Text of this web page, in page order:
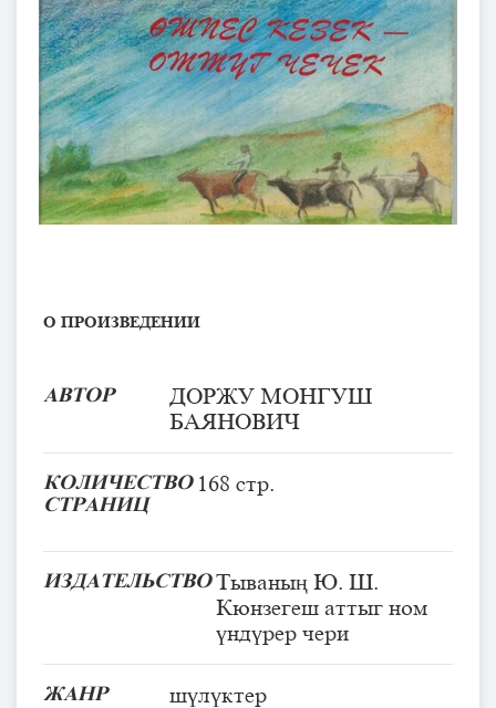
О ПРОИЗВЕДЕНИИ
АВТОР
ДОРЖУ МОНГУШ
БАЯНОВИЧ
КОЛИЧЕСТВО
СТРАНИЦ
168 стр.
ИЗДАТЕЛЬСТВО Тываның Ю. Ш.
Кюнзегеш аттыг ном
үндүрер чери
ЖАНР шүлүктер